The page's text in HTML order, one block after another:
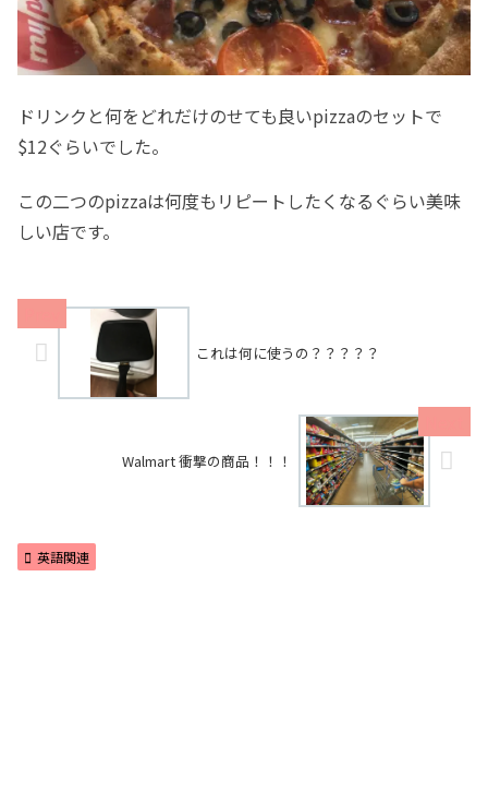
ドリンクと何をどれだけのせても良いpizzaのセットで
$12ぐらいでした。
この二つのpizzaは何度もリピートしたくなるぐらい美味
しい店です。
これは何に使うの？？？？？
Walmart 衝撃の商品！！！
英語関連